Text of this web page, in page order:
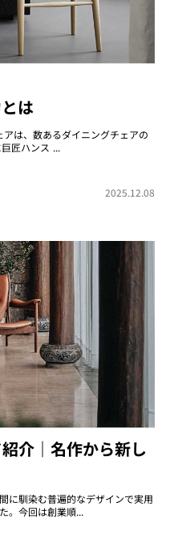
は
は、数あるダイニングチェアの
匠ハンス ...
2025.12.08
介｜名作から新し
に馴染む普遍的なデザインで実用
。今回は創業順...